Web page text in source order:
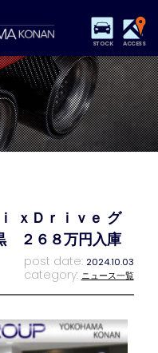
STOCK ACCESS
パーツリスト
アクセスマップ
注文販売
納車blog
ｘＤｒｉｖｅ グ
２６８万円入庫
post date: 2024.10.03
category: ニュース一覧